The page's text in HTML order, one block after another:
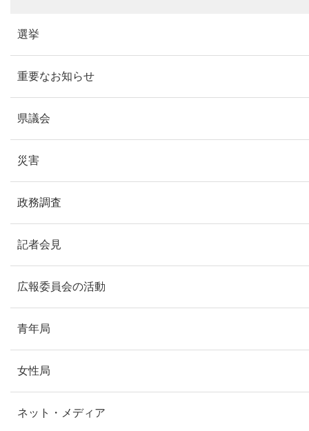
選挙
重要なお知らせ
県議会
災害
政務調査
記者会見
広報委員会の活動
青年局
女性局
ネット・メディア